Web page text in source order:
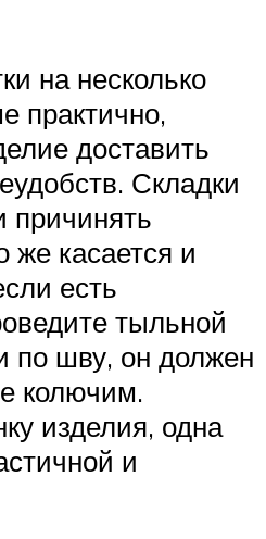
на несколько
практично,
доставить
Складки
причинять
же касается и
есть
тыльной
по шву, он должен
колючим.
изделия, одна
и